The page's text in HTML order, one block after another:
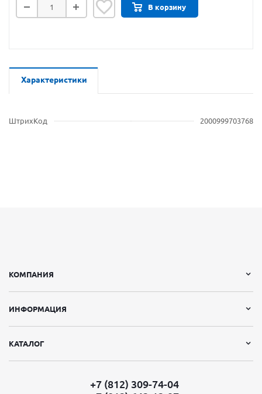
В корзину
Характеристики
ШтрихКод 2000999703768
КОМПАНИЯ
ИНФОРМАЦИЯ
КАТАЛОГ
+7 (812) 309-74-04